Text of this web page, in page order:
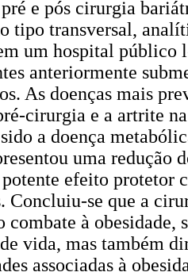
e pós cirurgia
tipo transversal,
um hospital público
anteriormente
As doenças mais
cirurgia e a artrite
a doença
uma redução
efeito protetor
Concluiu-se que a
combate à obesidade,
vida, mas também
associadas à